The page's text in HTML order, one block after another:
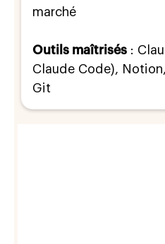
marché
Outils maîtrisés:
Claude Code),
Git